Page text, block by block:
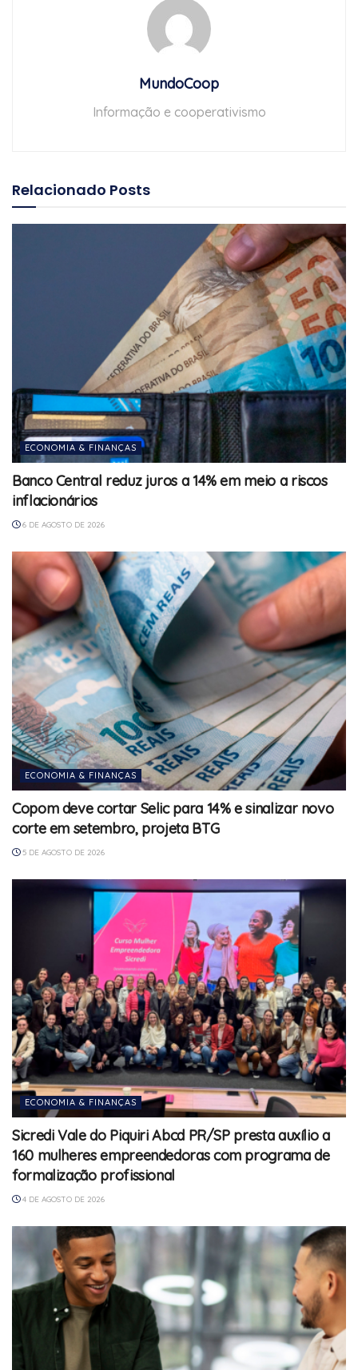
MundoCoop
Informação e cooperativismo
Relacionado Posts
ECONOMIA & FINANÇAS
Banco Central reduz juros a 14% em meio a riscos
inflacionários
6 DE AGOSTO DE 2026
ECONOMIA & FINANÇAS
Copom deve cortar Selic para 14% e sinalizar novo
corte em setembro, projeta BTG
5 DE AGOSTO DE 2026
ECONOMIA & FINANÇAS
Sicredi Vale do Piquiri Abcd PR/SP presta auxílio a
160 mulheres empreendedoras com programa de
formalização profissional
4 DE AGOSTO DE 2026